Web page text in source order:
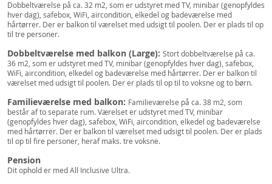
Dobbeltværelse på ca. 32 m2, som er udstyret med TV, minibar (genopfyldes
hver dag), safebox, WiFi, aircondition, elkedel og badeværelse med
hårtørrer. Der er balkon til værelset med udsigt til poolen. Der er plads til op
til tre personer.
Dobbeltværelse med balkon (Large): Stort dobbeltværelse på ca.
36 m2, som er udstyret med TV, minibar (genopfyldes hver dag), safebox,
WiFi, aircondition, elkedel og badeværelse med hårtørrer. Der er balkon til
værelset med udsigt til poolen. Der er plads til op til to voksne og to børn.
Familieværelse med balkon: Familieværelse på ca. 38 m2, som
består af to separate rum. Værelset er udstyret med TV, minibar
(genopfyldes hver dag), safebox, WiFi, aircondition, elkedel og badeværelse
med hårtørrer. Der er balkon til værelset med udsigt til poolen. Der er plads
til op til fire personer, heraf maks. tre voksne.
Pension
Dit ophold er med All Inclusive Ultra.